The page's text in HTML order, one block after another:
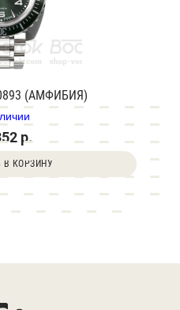
(АМФИБИЯ)
р.
В КОРЗИНУ